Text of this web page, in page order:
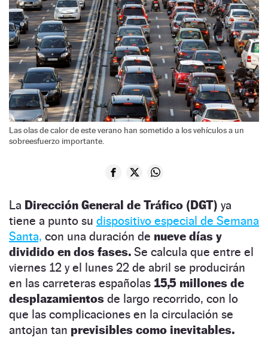
Las olas de calor de este verano han sometido a los vehículos a un
sobreesfuerzo importante.
La Dirección General de Tráfico (DGT) ya
tiene a punto su dispositivo especial de Semana
Santa, con una duración de nueve días y
dividido en dos fases. Se calcula que entre el
viernes 12 y el lunes 22 de abril se producirán
en las carreteras españolas 15,5 millones de
desplazamientos de largo recorrido, con lo
que las complicaciones en la circulación se
antojan tan previsibles como inevitables.